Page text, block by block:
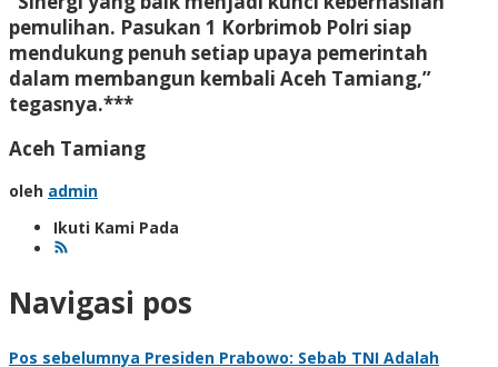
pemulihan. Pasukan 1 Korbrimob Polri siap
mendukung penuh setiap upaya pemerintah
dalam membangun kembali Aceh Tamiang,”
tegasnya.***
Aceh Tamiang
oleh admin
Ikuti Kami Pada
Navigasi pos
Pos sebelumnya Presiden Prabowo: Sebab TNI Adalah